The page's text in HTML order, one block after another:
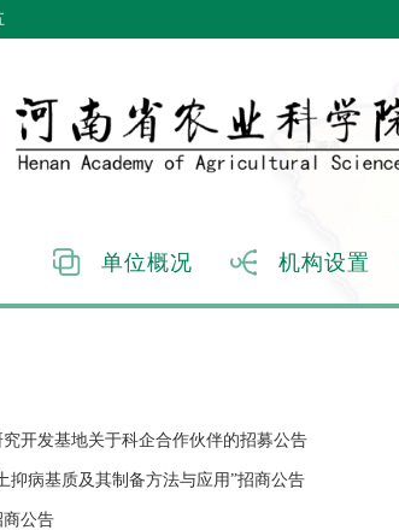
单位概况 机构设置
开发基地关于科企合作伙伴的招募公告
抑病基质及其制备方法与应用”招商公告
公告